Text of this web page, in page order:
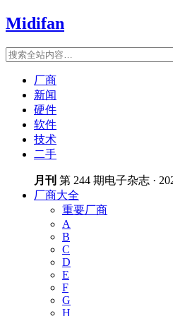
Midifan
厂商
新闻
硬件
软件
技术
二手
月刊 第 244 期电子杂志 ·
厂商大全
重要厂商
A
B
C
D
E
F
G
H